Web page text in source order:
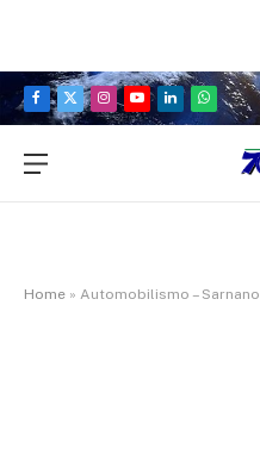
Facebook
X
Instagram
YouTubeLinkedIn
Home » Automobilismo – Sarnano-